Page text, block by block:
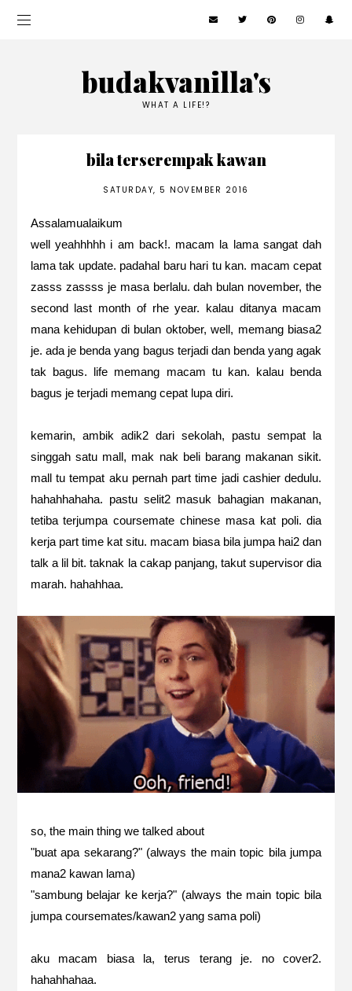
budakvanilla's
WHAT A LIFE!?
bila terserempak kawan
SATURDAY, 5 NOVEMBER 2016
Assalamualaikum
well yeahhhhh i am back!. macam la lama sangat dah
lama tak update. padahal baru hari tu kan. macam cepat
zasss zassss je masa berlalu. dah bulan november, the
second last month of rhe year. kalau ditanya macam
mana kehidupan di bulan oktober, well, memang biasa2
je. ada je benda yang bagus terjadi dan benda yang agak
tak bagus. life memang macam tu kan. kalau benda
bagus je terjadi memang cepat lupa diri.
kemarin, ambik adik2 dari sekolah, pastu sempat la
singgah satu mall, mak nak beli barang makanan sikit.
mall tu tempat aku pernah part time jadi cashier dedulu.
hahahhahaha. pastu selit2 masuk bahagian makanan,
tetiba terjumpa coursemate chinese masa kat poli. dia
kerja part time kat situ. macam biasa bila jumpa hai2 dan
talk a lil bit. taknak la cakap panjang, takut supervisor dia
marah. hahahhaa.
so, the main thing we talked about
"buat apa sekarang?" (always the main topic bila jumpa
mana2 kawan lama)
"sambung belajar ke kerja?" (always the main topic bila
jumpa coursemates/kawan2 yang sama poli)
aku macam biasa la, terus terang je. no cover2.
hahahhahaa.